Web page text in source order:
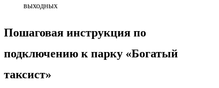
выходных
Пошаговая инструкция по
подключению к парку «Богатый
таксист»